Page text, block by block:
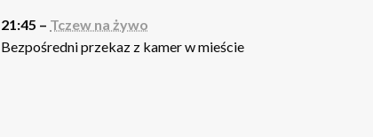
21:45 – Tczew na żywo
Bezpośredni przekaz z kamer w mieście